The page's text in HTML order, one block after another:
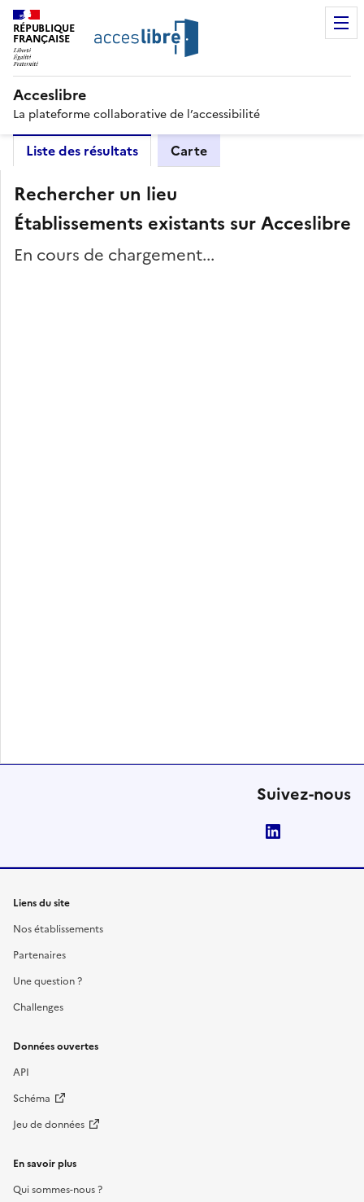
RÉPUBLIQUE
FRANÇAISE
Acceslibre
La plateforme collaborative de l’accessibilité
Liste des résultats Carte
Rechercher un lieu
Établissements existants sur Acceslibre
En cours de chargement...
Suivez-nous
Liens du site
Nos établissements
Partenaires
Une question ?
Challenges
Données ouvertes
API
Schéma
Jeu de données
En savoir plus
Qui sommes-nous ?